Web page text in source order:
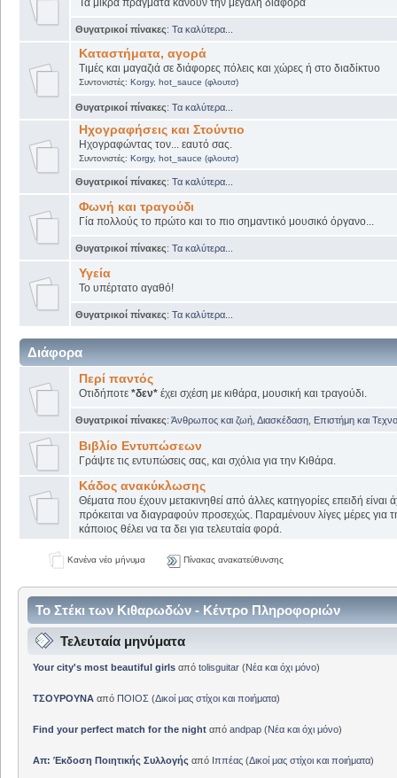
Θυγατρικοί πίνακες: Τα καλύτερα...
Καταστήματα, αγορά
Τιμές και μαγαζιά σε διάφορες πόλεις και χώρες ή στο διαδίκτυο
Συντονιστές: Korgy, hot_sauce (φλουτσ)
Θυγατρικοί πίνακες: Τα καλύτερα...
Ηχογραφήσεις και Στούντιο
Ηχογραφώντας τον... εαυτό σας.
Συντονιστές: Korgy, hot_sauce (φλουτσ)
Θυγατρικοί πίνακες: Τα καλύτερα...
Φωνή και τραγούδι
Γία πολλούς το πρώτο και το πιο σημαντικό μουσικό όργανο...
Θυγατρικοί πίνακες: Τα καλύτερα...
Υγεία
Το υπέρτατο αγαθό!
Θυγατρικοί πίνακες: Τα καλύτερα...
Διάφορα
Περί παντός
Οτιδήποτε *δεν*έχει σχέση με κιθάρα, μουσική και τραγούδι.
Θυγατρικοί πίνακες: Άνθρωπος και ζωή Διασκέδαση Επιστήμη και
Βιβλίο Εντυπώσεων
Γράψτε τις εντυπώσεις σας, και σχόλια για την Κιθάρα.
Κάδος ανακύκλωσης
Θέματα που έχουν μετακινηθεί από άλλες κατηγορίες επειδή είναι
πρόκειται να διαγραφούν προσεχώς. Παραμένουν λίγες μέρες για
κάποιος θέλει να τα δει για τελευταία φορά.
Κανένα νέο μήνυμα Πίνακας ανακατεύθυνσης
Το Στέκι των Κιθαρωδών - Κέντρο Πληροφοριών
Τελευταία μηνύματα
Your city's most beautiful girlsαπό tolisguitar(Νέα και όχι μόνο)
ΤΣΟΥΡΟΥΝΑαπό ΠΟΙΟΣ (Δικοί μας στίχοι και ποιήματα)
Find your perfect match for the nightαπό andpap(Νέα και όχι μόνο)
Απ: Έκδοση Ποιητικής Συλλογής από Ιππέας(Δικοί μας στίχοι και ποιήματα)